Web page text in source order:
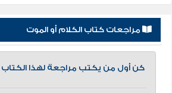
مراجعات كتاب الكلام أو الموت
كن أول من يكتب مراجعة لهذا الكتاب